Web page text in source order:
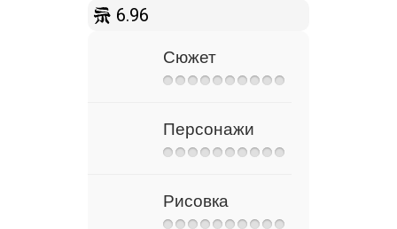
6.96
Сюжет
Персонажи
Рисовка